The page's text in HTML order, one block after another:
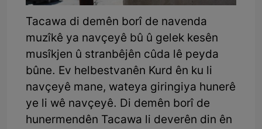
Tacawa di demên borî de navenda
muzîkê ya navçeyê bû û gelek kesên
musîkjen û stranbêjên cûda lê peyda
bûne. Ev helbestvanên Kurd ên ku li
navçeyê mane, wateya giringiya hunerê
ye li wê navçeyê. Di demên borî de
hunermendên Tacawa li deverên din ên